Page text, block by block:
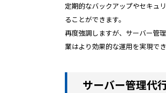
定期的なバックアップやセキュ
ることができます。
再度強調しますが、サーバー管
業はより効果的な運用を実現でき
サーバー管理代